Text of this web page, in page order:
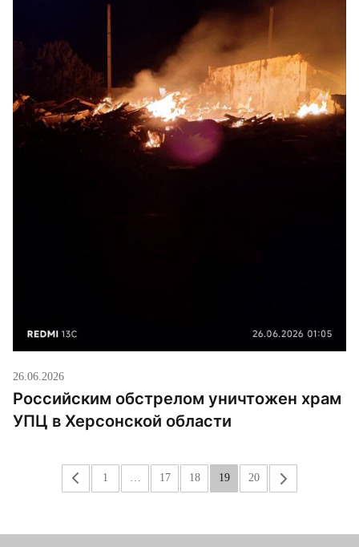
26.06.2026
Российским обстрелом уничтожен храм
УПЦ в Херсонской области
« 1 17 18 19 20 »